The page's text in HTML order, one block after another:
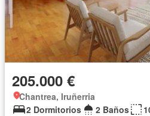
205.000 €
Chantrea, Iruñerria
2 Dormitorios
2 Baños